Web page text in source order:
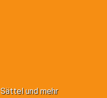
Sättel und mehr